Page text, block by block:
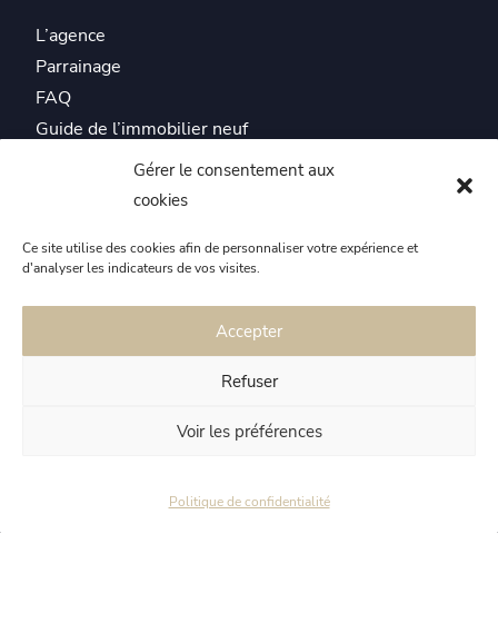
Gérer le consentement aux
cookies
Ce site utilise des cookies afin de personnaliser votre expérience et
d'analyser les indicateurs de vos visites.
Accepter
Refuser
Voir les préférences
Politique de confidentialité
L’agence
Parrainage
FAQ
Guide de l’immobilier neuf
Témoignages
Plus de 40 promoteurs partenaires
Nos clients nous recommandent :